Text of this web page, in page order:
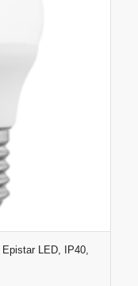
LED, IP40,